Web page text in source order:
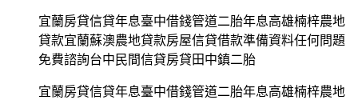
宜蘭房貸信貸年息臺中借錢管道二胎年息高雄楠梓農地
貸款宜蘭蘇澳農地貸款房屋信貸借款準備資料任何問題
免費諮詢台中民間信貸房貸田中鎮二胎
宜蘭房貸信貸年息臺中借錢管道二胎年息高雄楠梓農地